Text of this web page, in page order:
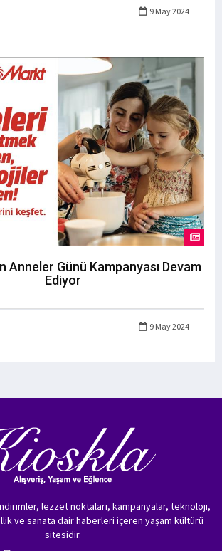
9 May 2024
Anneler Günü Kampanyası Devam
Ediyor
9 May 2024
lezzet noktaları, kampanyalar, teknoloji,
ve sanata dair haberleri içeren yaşam kültürü
sitesidir.